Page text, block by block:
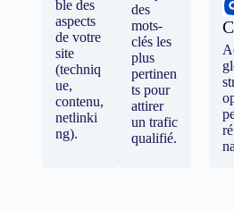
ble des
aspects
de votre
site
(techniq
ue,
contenu,
netlinki
ng).
des
mots-
clés les
plus
pertinen
ts pour
attirer
un trafic
qualifié.